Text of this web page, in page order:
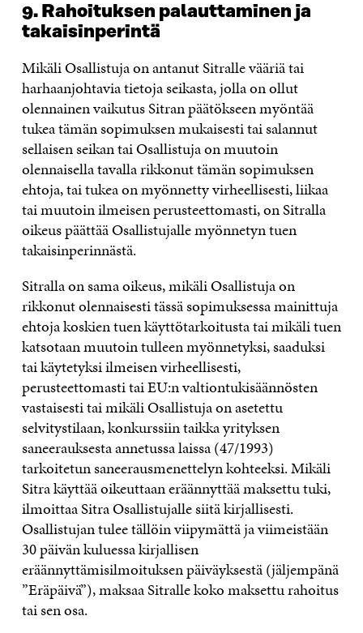
9. Rahoituksen palauttaminen ja
takaisinperintä
Mikäli Osallistuja on antanut Sitralle vääriä tai
harhaanjohtavia tietoja seikasta, jolla on ollut
olennainen vaikutus Sitran päätökseen myöntää
tukea tämän sopimuksen mukaisesti tai salannut
sellaisen seikan tai Osallistuja on muutoin
olennaisella tavalla rikkonut tämän sopimuksen
ehtoja, tai tukea on myönnetty virheellisesti, liikaa
tai muutoin ilmeisen perusteettomasti, on Sitralla
oikeus päättää Osallistujalle myönnetyn tuen
takaisinperinnästä.
Sitralla on sama oikeus, mikäli Osallistuja on
rikkonut olennaisesti tässä sopimuksessa mainittuja
ehtoja koskien tuen käyttötarkoitusta tai mikäli tuen
katsotaan muutoin tulleen myönnetyksi, saaduksi
tai käytetyksi ilmeisen virheellisesti,
perusteettomasti tai EU:n valtiontukisäännösten
vastaisesti tai mikäli Osallistuja on asetettu
selvitystilaan, konkurssiin taikka yrityksen
saneerauksesta annetussa laissa (47/1993)
tarkoitetun saneerausmenettelyn kohteeksi. Mikäli
Sitra käyttää oikeuttaan eräännyttää maksettu tuki,
ilmoittaa Sitra Osallistujalle siitä kirjallisesti.
Osallistujan tulee tällöin viipymättä ja viimeistään
30 päivän kuluessa kirjallisen
eräännyttämisilmoituksen päiväyksestä (jäljempänä
”Eräpäivä”), maksaa Sitralle koko maksettu rahoitus
tai sen osa.